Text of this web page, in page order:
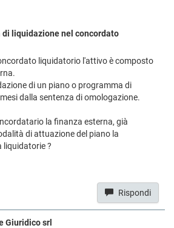
di liquidazione nel concordato
liquidatorio l'attivo è composto
di un piano o programma di
dalla sentenza di omologazione.
la finanza esterna, già
di attuazione del piano la
liquidatorie ?
Rispondi
Giuridico srl